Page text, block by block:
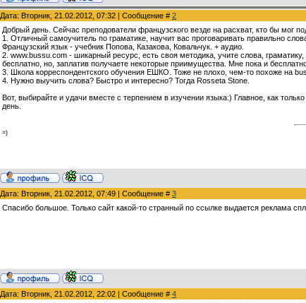
Дата: Вторник, 21.02.2012, 07:32 | Сообщение # 2
Добрый день. Сейчас преподователи французского везде на расхват, кто бы мог
1. Отличный самоучитель по граматике, научит вас проговаривать правильно
Французский язык - учебник Попова, Казакова, Ковальчук. + аудио.
2. www.bussu.com - шикарный ресурс, есть своя методика, учите слова,
бесплатно, но, заплатив получаете некоторые приимущества. Мне пока и
3. Школа корреспондентского обучения ЕШКО. Тоже не плохо, чем-то похоже на
4. Нужно выучить слова? Быстро и интересно? Тогда Rosseta Stone.
Вот, выбирайте и удачи вместе с терпением в изучении языка:) Главное, как
день.
=)
Дата: Вторник, 21.02.2012, 07:49 | Сообщение # 3
Спасибо большое. Только сайт какой-то странный по ссылке выдается реклама
Дата: Вторник, 21.02.2012, 22:02 | Сообщение # 4